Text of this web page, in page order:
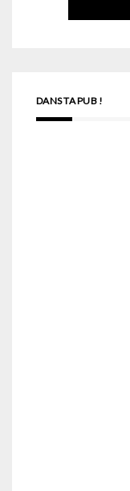
DANS TA PUB !